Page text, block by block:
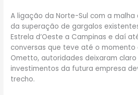
A ligação da Norte-Sul com a
da superação de gargalos
Estrela d’Oeste a Campinas e daí
conversas que teve até o momento
Ometto, autoridades deixaram
investimentos da futura empresa
trecho.